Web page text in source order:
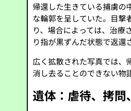
帰還した生きている捕虜の
な輪郭を呈していた。目撃
り、場合によっては、治
り指が黒ずんだ状態で返還
広く拡散された写真では、
消し去ることのできない物
遺体：虐待、拷問